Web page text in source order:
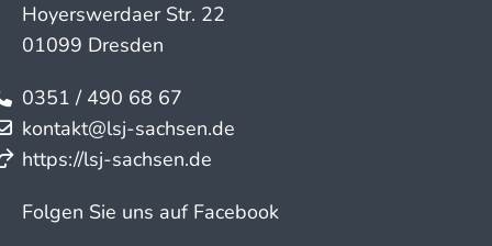
Hoyerswerdaer Str. 22
01099 Dresden
0351 / 490 68 67
kontakt@lsj-sachsen.de
https://lsj-sachsen.de
Folgen Sie uns auf Facebook